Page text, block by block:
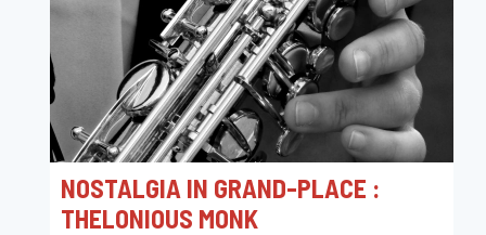
NOSTALGIA IN GRAND-PLACE :
THELONIOUS MONK